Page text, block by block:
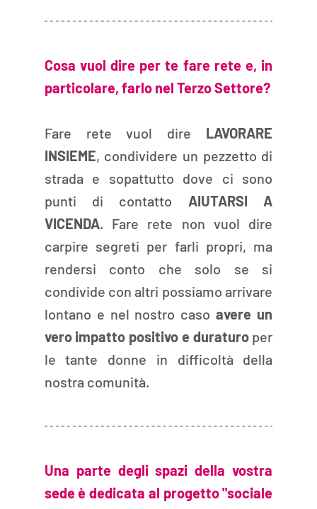
Cosa vuol dire per te fare rete e, in
particolare, farlo nel Terzo Settore?
Fare rete vuol dire LAVORARE
INSIEME, condividere un pezzetto di
strada e sopattutto dove ci sono
punti di contatto AIUTARSI A
VICENDA. Fare rete non vuol dire
carpire segreti per farli propri, ma
rendersi conto che solo se si
condivide con altri possiamo arrivare
lontano e nel nostro caso avere un
vero impatto positivo e duraturo per
le tante donne in difficoltà della
nostra comunità.
Una parte degli spazi della vostra
sede è dedicata al progetto "sociale